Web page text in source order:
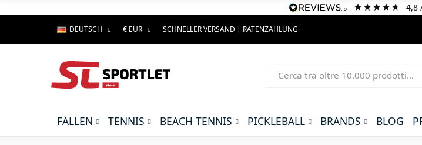
4,8
DEUTSCH € EUR SCHNELLER VERSAND | RATENZAHLUNG
FÄLLEN TENNIS BEACH TENNIS PICKLEBALL BRANDS BLOG